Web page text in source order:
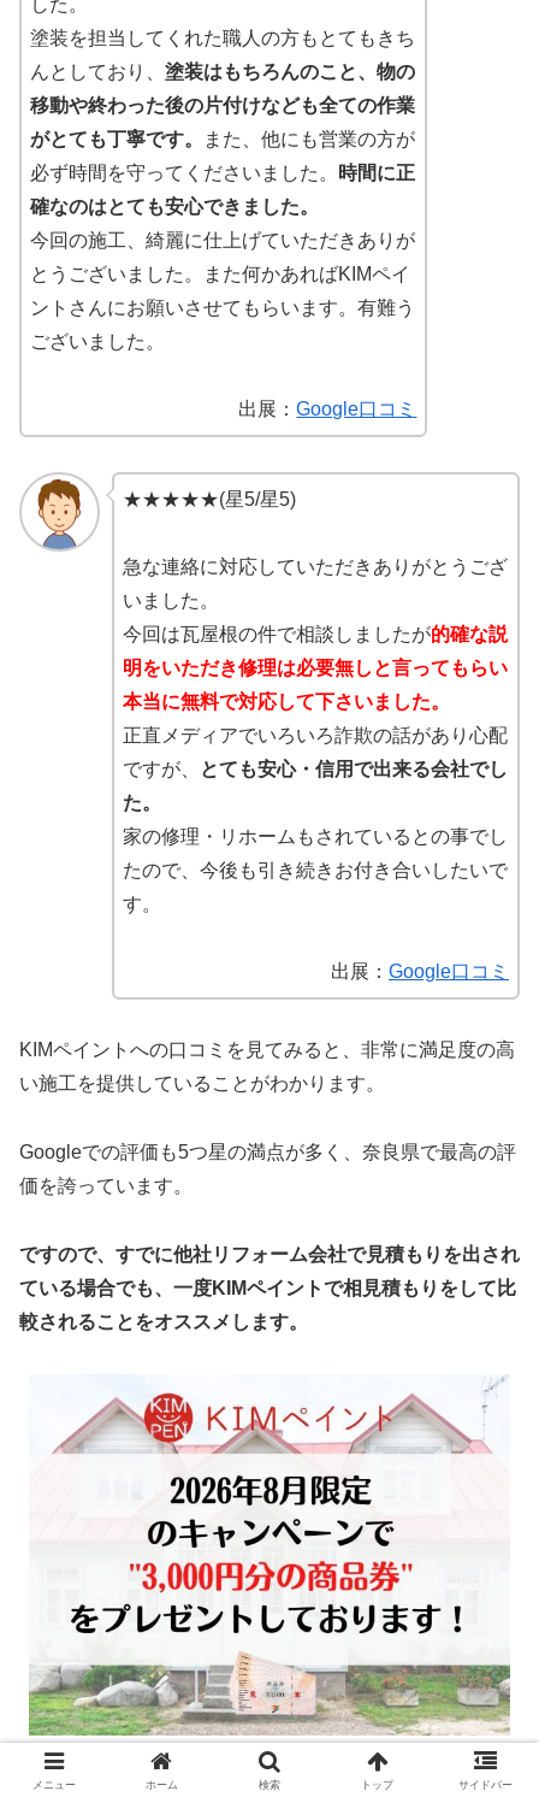
塗装を担当してくれた職人の方もとてもきち
んとしており、 塗装はもちろんのこと、物の
移動や終わった後の片付けなども全ての作業
がとても丁寧です。
また、他にも営業の方が
必ず時間を守ってくださいました。
時間に正
確なのはとても安心できました。
今回の施工、綺麗に仕上げていただきありが
とうございました。また何かあればKIMペイ
ントさんにお願いさせてもらいます。有難う
ございました。
出展：Google口コミ
★★★★★(星5/星5)
急な連絡に対応していただきありがとうござ
いました。
今回は瓦屋根の件で相談しましたが的確な説
明をいただき修理は必要無しと言ってもらい
本当に無料で対応して下さいました。
正直メディアでいろいろ詐欺の話があり心配
ですが、
とても安心・信用で出来る会社でし
た。
家の修理・リホームもされているとの事でし
たので、今後も引き続きお付き合いしたいで
す。
出展： Google口コミ
KIMペイントへの口コミを見てみると、非常に満足度の高
い施工を提供していることがわかります。
Googleでの評価も5つ星の満点が多く、奈良県で最高の評
価を誇っています。
ですので、すでに他社リフォーム会社で見積もりを出され
ている場合でも、一度KIMペイントで相見積もりをして比
較されることをオススメします。
現在KIMペイントでは 2026年8
メニュー ホーム 検索 トップ サイドバー